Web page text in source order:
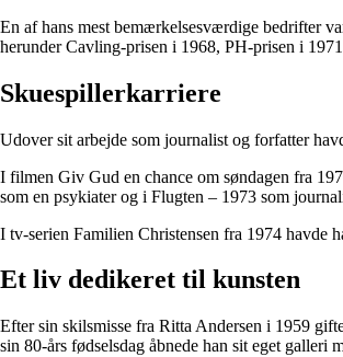
En af hans mest bemærkelsesværdige bedrifter
herunder Cavling-prisen i 1968, PH-prisen i
Skuespillerkarriere
Udover sit arbejde som journalist og forfatter
I filmen Giv Gud en chance om søndagen fra
som en psykiater og i Flugten – 1973 som
I tv-serien Familien Christensen fra 1974 havde
Et liv dedikeret til kunsten
Efter sin skilsmisse fra Ritta Andersen i 1959
sin 80-års fødselsdag åbnede han sit eget galleri